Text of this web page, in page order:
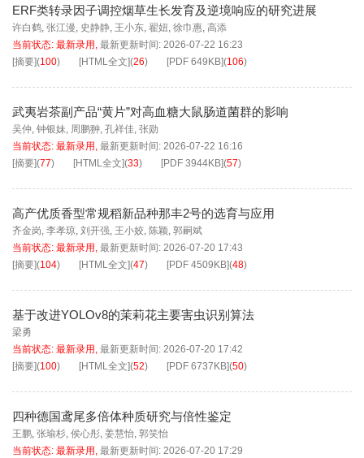
ERF类转录因子调控烟草生长发育及逆境响应的研究进展
许白鹤, 张江漫, 史静静, 王小东, 翟妞, 徐巾惠, 高添
当前状态: 最新录用 , 最新更新时间: 2026-07-22 16:23
[摘要](100) [HTML全文](26) [PDF 649KB](106)
武夷岩茶副产品“黄片”对高血糖大鼠肠道菌群的影响
吴仲, 钟银妹, 周鹏翀, 孔祥佳, 张勋
当前状态: 最新录用 , 最新更新时间: 2026-07-22 16:16
[摘要](77) [HTML全文](33) [PDF 3944KB](57)
高产优质香型常规稻新品种那丰2号的选育与应用
齐金岗, 李孝琼, 刘开强, 王小姣, 陈颖, 郭嗣斌
当前状态: 最新录用 , 最新更新时间: 2026-07-20 17:43
[摘要](104) [HTML全文](47) [PDF 4509KB](48)
基于改进YOLOv8的茉莉花主要害虫识别算法
梁勇
当前状态: 最新录用 , 最新更新时间: 2026-07-20 17:42
[摘要](100) [HTML全文](52) [PDF 6737KB](50)
四种德国鸢尾多倍体种质研究与倍性鉴定
王鹏, 张瑜杉, 侯心彤, 姜慧怡, 郭笑怡
当前状态: 最新录用 , 最新更新时间: 2026-07-20 17:29